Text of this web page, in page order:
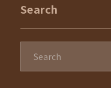
Search